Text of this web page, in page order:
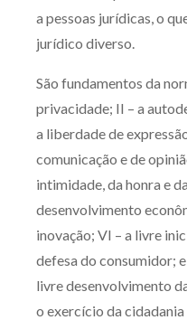
a pessoas jurídicas, o
jurídico diverso.
São fundamentos da
privacidade; II – a
a liberdade de
comunicação e de
intimidade, da honra e
desenvolvimento
inovação; VI – a livre
defesa do consumidor;
livre desenvolvimento
o exercício da